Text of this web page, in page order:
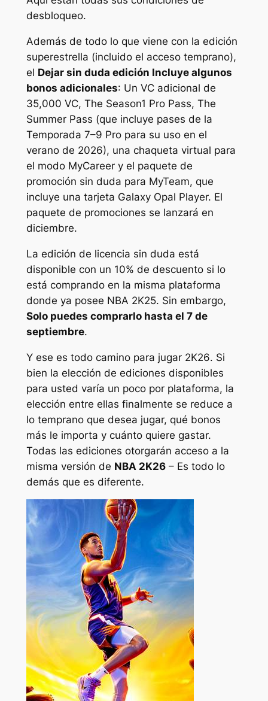
desbloqueo.
Además de todo lo que viene con la edición
superestrella (incluido el acceso temprano),
el Dejar sin duda edición Incluye algunos
bonos adicionales: Un VC adicional de
35,000 VC, The Season1 Pro Pass, The
Summer Pass (que incluye pases de la
Temporada 7–9 Pro para su uso en el
verano de 2026), una chaqueta virtual para
el modo MyCareer y el paquete de
promoción sin duda para MyTeam, que
incluye una tarjeta Galaxy Opal Player. El
paquete de promociones se lanzará en
diciembre.
La edición de licencia sin duda está
disponible con un 10% de descuento si lo
está comprando en la misma plataforma
donde ya posee NBA 2K25. Sin embargo,
Solo puedes comprarlo hasta el 7 de
septiembre.
Y ese es todo camino para jugar 2K26. Si
bien la elección de ediciones disponibles
para usted varía un poco por plataforma, la
elección entre ellas finalmente se reduce a
lo temprano que desea jugar, qué bonos
más le importa y cuánto quiere gastar.
Todas las ediciones otorgarán acceso a la
misma versión de NBA 2K26– Es todo lo
demás que es diferente.